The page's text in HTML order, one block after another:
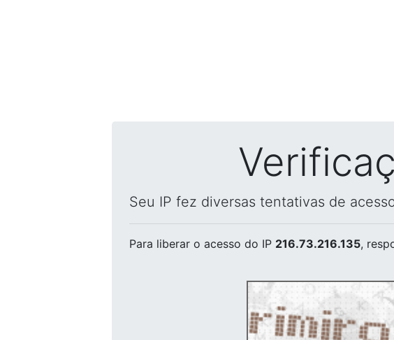
Seu IP fez diversas tentativas de
Para liberar o acesso do IP 216.73.216.135,